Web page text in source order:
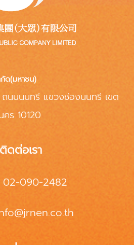
ด(มหาชน)
นนนนทรี แขวงช่องนนทรี เขต
ร 10120
ติดต่อเรา
02-090-2482